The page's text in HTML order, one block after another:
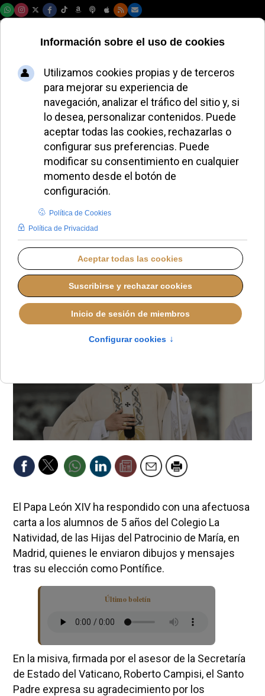
Niños de un colegio
de Madrid envían
dibujos al Papa y les
responde
enviándoles una
carta
REDACCIÓN PAPA LEÓN XIV MARTES, 01 JULIO 2025 09:26
El Papa León XIV ha respondido con una afectuosa
carta a los alumnos de 5 años del Colegio La
Natividad, de las Hijas del Patrocinio de María, en
Madrid, quienes le enviaron dibujos y mensajes
tras su elección como Pontífice.
Último boletín
En la misiva, firmada por el asesor de la Secretaría
de Estado del Vaticano, Roberto Campisi, el Santo
Padre expresa su agradecimiento por los